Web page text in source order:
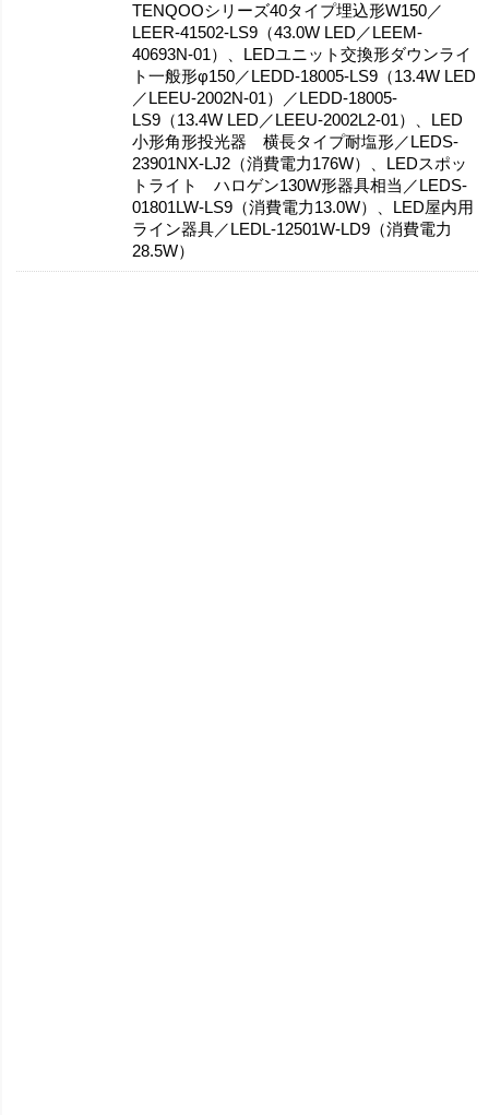
TENQOOシリーズ40タイプ埋込形W150／
LEER-41502-LS9（43.0W LED／LEEM-
40693N-01）、LEDユニット交換形ダウンライ
ト一般形φ150／LEDD-18005-LS9（13.4W LED
／LEEU-2002N-01）／LEDD-18005-
LS9（13.4W LED／LEEU-2002L2-01）、LED
小形角形投光器 横長タイプ耐塩形／LEDS-
23901NX-LJ2（消費電力176W）、LEDスポッ
トライト ハロゲン130W形器具相当／LEDS-
01801LW-LS9（消費電力13.0W）、LED屋内用
ライン器具／LEDL-12501W-LD9（消費電力
28.5W）